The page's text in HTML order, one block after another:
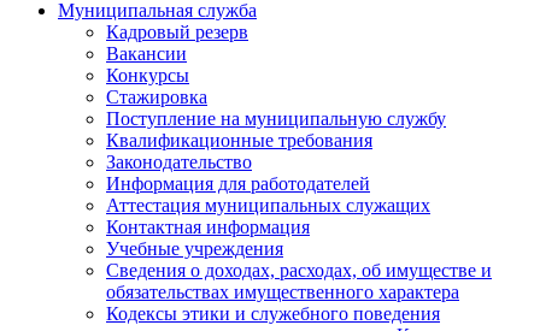
Муниципальная служба
Кадровый резерв
Вакансии
Конкурсы
Стажировка
Поступление на муниципальную службу
Квалификационные требования
Законодательство
Информация для работодателей
Аттестация муниципальных служащих
Контактная информация
Учебные учреждения
Сведения о доходах, расходах, об имуществе и
обязательствах имущественного характера
Кодексы этики и служебного поведения